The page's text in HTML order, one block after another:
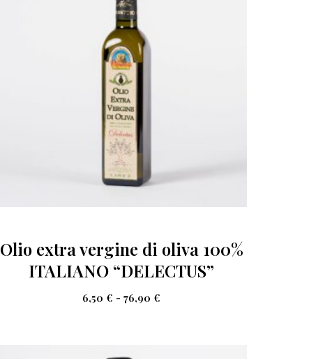
Olio extra vergine di oliva 100%
ITALIANO “DELECTUS”
6,50 € - 76,90 €